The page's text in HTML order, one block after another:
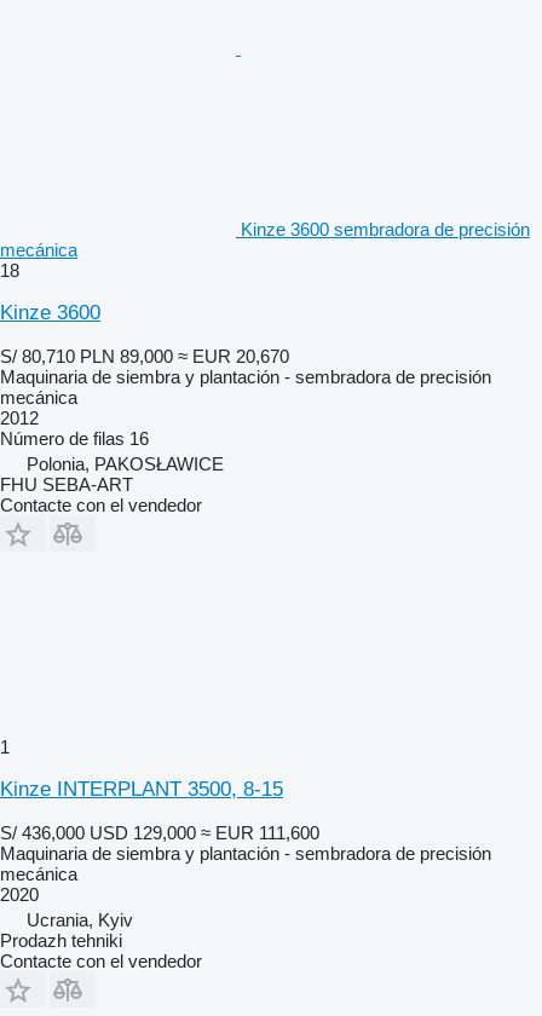
Kinze 3600 sembradora de precisión
mecánica
18
Kinze 3600
S/ 80,710 PLN 89,000 ≈ EUR 20,670
Maquinaria de siembra y plantación - sembradora de precisión
mecánica
2012
Número de filas 16
Polonia, PAKOSŁAWICE
FHU SEBA-ART
Contacte con el vendedor
1
Kinze INTERPLANT 3500, 8-15
S/ 436,000 USD 129,000 ≈ EUR 111,600
Maquinaria de siembra y plantación - sembradora de precisión
mecánica
2020
Ucrania, Kyiv
Prodazh tehniki
Contacte con el vendedor